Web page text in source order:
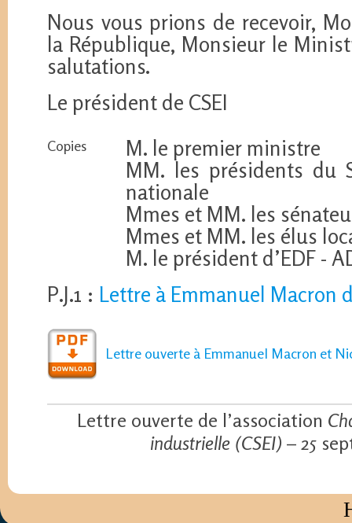
Nous vous prions de recevoir,
la République, Monsieur le
salutations.
Le président de CSEI
Copies
M. le premier ministre
MM. les présidents du
nationale
Mmes et MM. les
Mmes et MM. les élus
M. le président d’EDF -
P.J.1 : Lettre à Emmanuel Macron
Lettre ouverte à Emmanuel Macron et
Lettre ouverte de l’association
industrielle (CSEI) – 25